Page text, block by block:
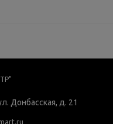
Донбасская, д. 21